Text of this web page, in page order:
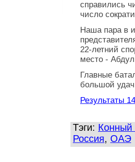
справились
число
Наша пара в
22-летний
место -
Главные
большой
Результаты
Тэги: Конный
Россия, ОАЭ